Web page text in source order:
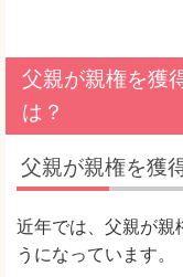
父親が親権を獲
は？
父親が親権を獲
近年では、父親が親
うになっています。